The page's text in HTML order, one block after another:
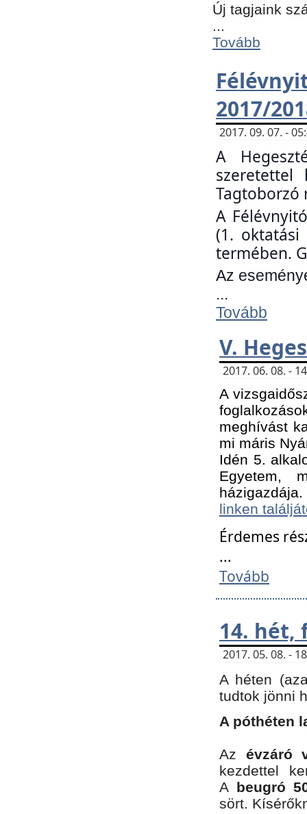
Új tagjaink
Tovább
2017/
2017. 09. 07. -
A
Tagtoborzó
A
(1. oktatási
termében.
Az
...
Tovább
V.
2017. 06. 08. -
A
meghívást
mi máris
Idén 5.
Egyetem,
linken
Érdemes
...
Tovább
14. hét,
2017. 05. 08. -
A héten
tudtok jönni
A póthéten
Az évzáró
kezdettel
A beugró
sört.